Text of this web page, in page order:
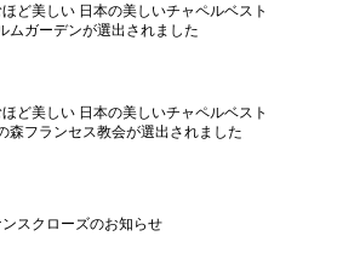
ど美しい 日本の美しいチャペルベスト
ムガーデンが選出されました
ど美しい 日本の美しいチャペルベスト
森フランセス教会が選出されました
ンスクローズのお知らせ